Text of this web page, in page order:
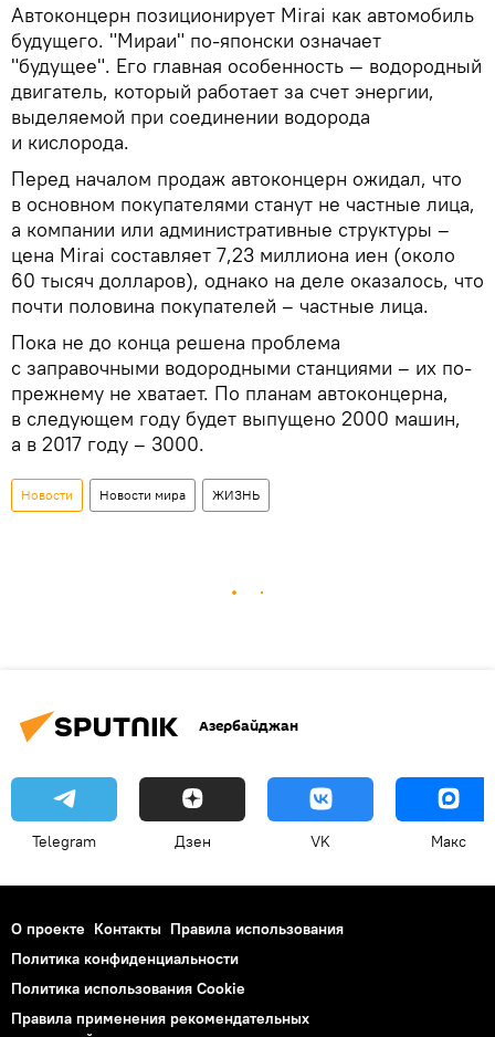
Автоконцерн позиционирует Mirai как автомобиль
будущего. "Мираи" по-японски означает
"будущее". Его главная особенность — водородный
двигатель, который работает за счет энергии,
выделяемой при соединении водорода
и кислорода.
Перед началом продаж автоконцерн ожидал, что
в основном покупателями станут не частные лица,
а компании или административные структуры –
цена Mirai составляет 7,23 миллиона иен (около
60 тысяч долларов), однако на деле оказалось, что
почти половина покупателей – частные лица.
Пока не до конца решена проблема
с заправочными водородными станциями – их по-
прежнему не хватает. По планам автоконцерна,
в следующем году будет выпущено 2000 машин,
а в 2017 году – 3000.
Новости Новости мира ЖИЗНЬ
Азербайджан
Telegram Дзен VK Макс
О проекте Контакты Правила использования
Политика конфиденциальности
Политика использования Cookie
Правила применения рекомендательных